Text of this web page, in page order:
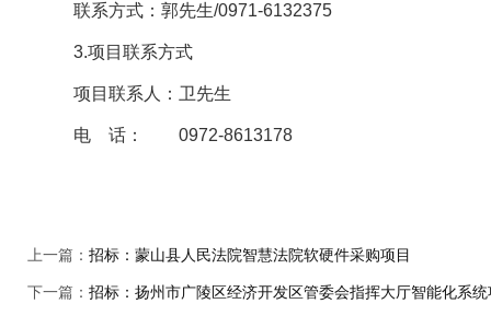
联系方式：郭先生/0971-
3.项目联系方式
项目联系人：卫先生
电 话： 0972-8613178
上一篇： 招标：蒙山县人民法院智慧法院软硬件采购项目
下一篇： 招标：扬州市广陵区经济开发区管委会指挥大厅智能化系统